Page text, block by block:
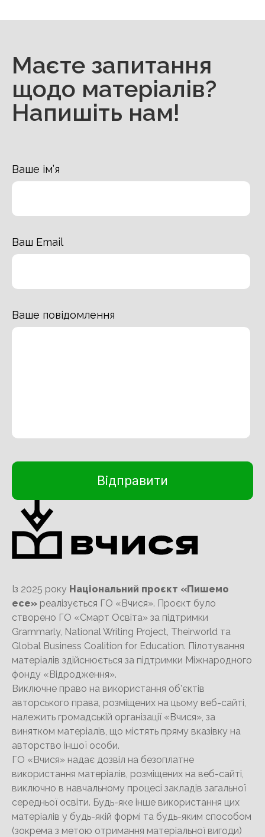
Маєте запитання
щодо матеріалів?
Напишіть нам!
Ваше ім’я
Ваш Email
Ваше повідомлення
Із 2025 року Національний проєкт «Пишемо
есе» реалізується ГО «Вчися». Проєкт було
створено ГО «Смарт Освіта» за підтримки
Grammarly, National Writing Project, Theirworld та
Global Business Coalition for Education. Пілотування
матеріалів здійснюється за підтримки Міжнародного
фонду «Відродження».
Виключне право на використання об’єктів
авторського права, розміщених на цьому веб-сайті,
належить громадській організації «Вчися», за
винятком матеріалів, що містять пряму вказівку на
авторство іншої особи.
ГО «Вчися» надає дозвіл на безоплатне
використання матеріалів, розміщених на веб-сайті,
виключно в навчальному процесі закладів загальної
середньої освіти. Будь-яке інше використання цих
матеріалів у будь-якій формі та будь-яким способом
(зокрема з метою отримання матеріальної вигоди)